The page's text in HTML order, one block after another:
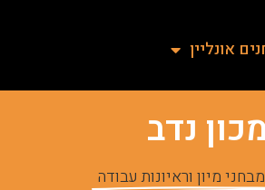
אונליין
מכון נדב
מיון וראיונות עבודה